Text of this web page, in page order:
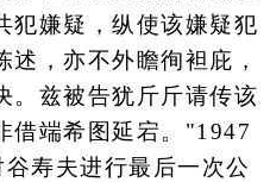
犯嫌疑，纵使该嫌疑犯
，亦不外瞻徇袒庇，
。兹被告犹斤斤请传该
借端希图延宕。"1947
寿夫进行最后一次公